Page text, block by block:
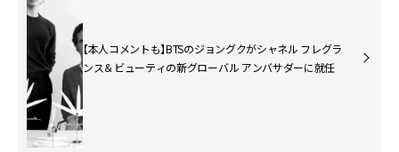
【本人コメントも】BTSのジョングクがシャネル フレグラ
ンス＆ビューティの新グローバル アンバサダーに就任